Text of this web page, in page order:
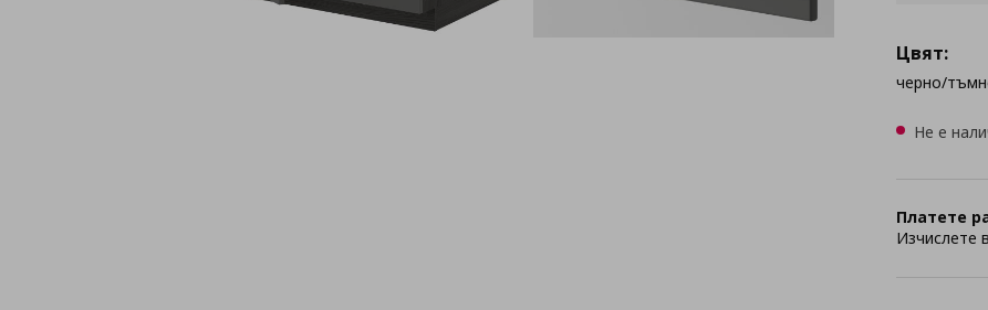
Цвят:
черно/
Не е
Платете
Изчислете